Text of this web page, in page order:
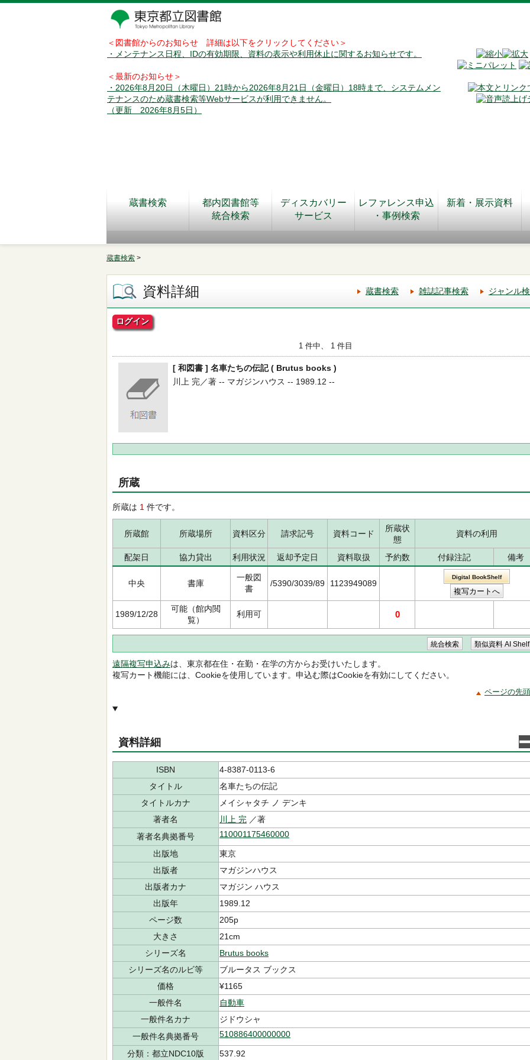
＜図書館からのお知らせ 詳細は以下をクリックしてください＞
・メンテナンス日程、IDの有効期限、資料の表示や利用休止に関するお知らせです。
＜最新のお知らせ＞
・2026年8月20日（木曜日）21時から2026年8月21日（金曜日）18時まで、システムメン
テナンスのため蔵書検索等Webサービスが利用できません。
（更新 2026年8月5日）
蔵書検索
都内図書館等
統合検索
ディスカバリー
サービス
レファレンス申込
・事例検索
新着・展示資料
蔵書検索 >
資料詳細 蔵書検索 雑誌記事検索 ジャンル
ログイン
1 件中、 1 件目
[ 和図書 ] 名車たちの伝記 ( Brutus books )
川上 完／著 -- マガジンハウス -- 1989.12 --
所蔵
所蔵は 1 件です。
所蔵館 所蔵場所 資料区分 請求記号 資料コード
所蔵状
態
資料の利用
配架日 協力貸出 利用状況 返却予定日 資料取扱 予約数 付録注記 備考
中央 書庫
一般図
書
/5390/3039/89 1123949089
Digital BookShelf
1989/12/28
可能（館内閲
覧）
利用可 0
遠隔複写申込みは、東京都在住・在勤・在学の方からお受けいたします。
複写カート機能には、Cookieを使用しています。申込む際はCookieを有効にしてください。
ページの先
資料詳細
ISBN
4-8387-0113-6
タイトル
名車たちの伝記
タイトルカナ
メイシャタチ ノ デンキ
著者名
川上 完 ／著
著者名典拠番号
110001175460000
出版地
東京
出版者
マガジンハウス
出版者カナ
マガジン ハウス
出版年
1989.12
ページ数
205p
大きさ
21cm
シリーズ名
Brutus books
シリーズ名のルビ等
ブルータス ブックス
価格
¥1165
一般件名
自動車
一般件名カナ
ジドウシャ
一般件名典拠番号
510886400000000
分類：都立NDC10版 537.92